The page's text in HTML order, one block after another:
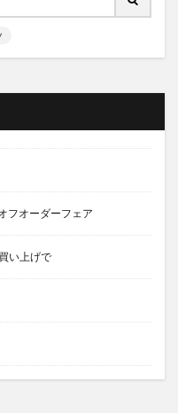
フオーダーフェア
い上げで